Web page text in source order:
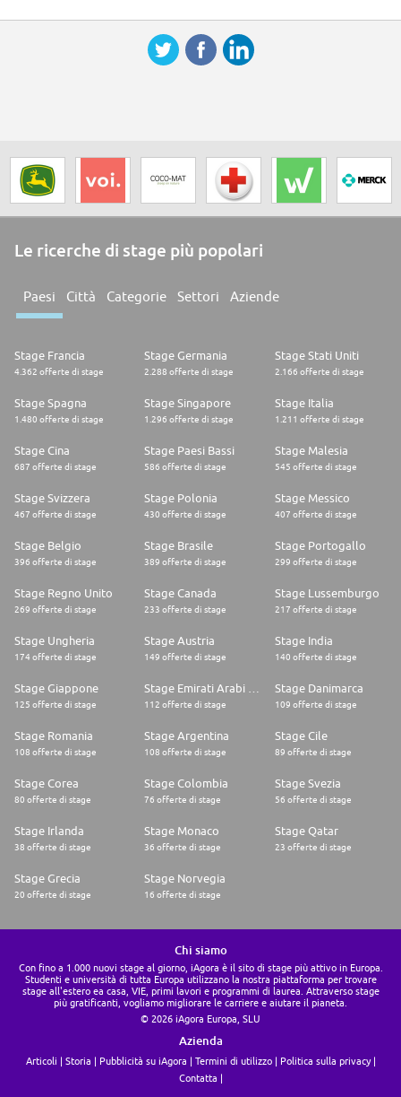
Le ricerche di stage più popolari
Paesi Città Categorie Settori Aziende
Stage Francia
4.362 offerte di stage
Stage Germania
2.288 offerte di stage
Stage Stati Uniti
2.166 offerte di stage
Stage Spagna
1.480 offerte di stage
Stage Singapore
1.296 offerte di stage
Stage Italia
1.211 offerte di stage
Stage Cina
687 offerte di stage
Stage Paesi Bassi
586 offerte di stage
Stage Malesia
545 offerte di stage
Stage Svizzera
467 offerte di stage
Stage Polonia
430 offerte di stage
Stage Messico
407 offerte di stage
Stage Belgio
396 offerte di stage
Stage Brasile
389 offerte di stage
Stage Portogallo
299 offerte di stage
Stage Regno Unito
269 offerte di stage
Stage Canada
233 offerte di stage
Stage Lussemburgo
217 offerte di stage
Stage Ungheria
174 offerte di stage
Stage Austria
149 offerte di stage
Stage India
140 offerte di stage
Stage Giappone
125 offerte di stage 112 offerte di stage
Stage Danimarca
109 offerte di stage
Stage Romania
108 offerte di stage
Stage Argentina
108 offerte di stage
Stage Cile
89 offerte di stage
Stage Corea
80 offerte di stage
Stage Colombia
76 offerte di stage
Stage Svezia
56 offerte di stage
Stage Irlanda
38 offerte di stage
Stage Monaco
36 offerte di stage
Stage Qatar
23 offerte di stage
Stage Grecia
20 offerte di stage
Stage Norvegia
16 offerte di stage
Chi siamo
Con fino a 1.000 nuovi stage al giorno, iAgora è il sito di stage più attivo in Europa.
Studenti e università di tutta Europa utilizzano la nostra piattaforma per trovare
stage all'estero ea casa, VIE, primi lavori e programmi di laurea. Attraverso stage
più gratificanti, vogliamo migliorare le carriere e aiutare il pianeta.
© 2026 iAgora Europa, SLU
Azienda
Articoli Storia Pubblicità su iAgora Termini di utilizzo
Politica sulla privacy
Contatta